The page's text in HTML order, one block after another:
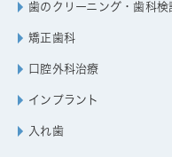
歯のクリーニング・歯科検
矯正歯科
口腔外科治療
インプラント
入れ歯